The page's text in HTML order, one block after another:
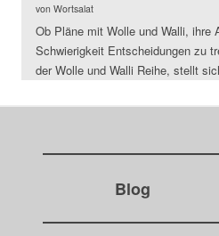
von Wortsalat
Ob Pläne mit Wolle und Walli, ihre
Schwierigkeit Entscheidungen zu
der Wolle und Walli Reihe, stellt
Blog